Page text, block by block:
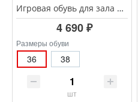
Игровая обувь для зала KELME INDOOR COPA JR. 55257-793
4 690 ₽
Размеры обуви
36 38
шт